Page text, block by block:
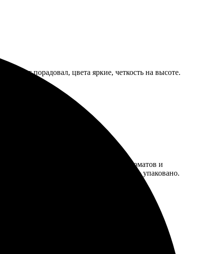
порадовал, цвета яркие, четкость на высоте.
интерфейс на сайте. Выбор форматов и
Забрала без проблем, всё аккуратно упаковано.